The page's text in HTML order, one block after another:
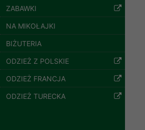
ZABAWKI
NA MIKOŁAJKI
BIŻUTERIA
ODZIEŻ Z POLSKIE
ODZIEŻ FRANCJA
ODZIEŻ TURECKA
54.00 zł
szczegóły